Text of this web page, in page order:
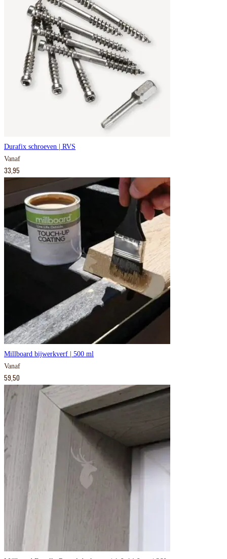
Durafix schroeven | RVS
Vanaf
33,95
Millboard bijwerkverf | 500 ml
Vanaf
59,50